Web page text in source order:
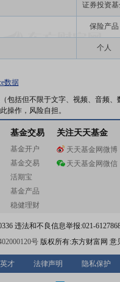
证券投资基
保险产品
个人
数据
括但不限于文字、视频、音频
操作，风险自担。
基金交易
基金开户
基金交易
活期宝
基金产品
稳健理财
关注天天基金
天天基金网微博
天天基金网微信
违法和不良信息举报:021-
号版权所有:东方财富网 意
才 法律声明 隐私保护